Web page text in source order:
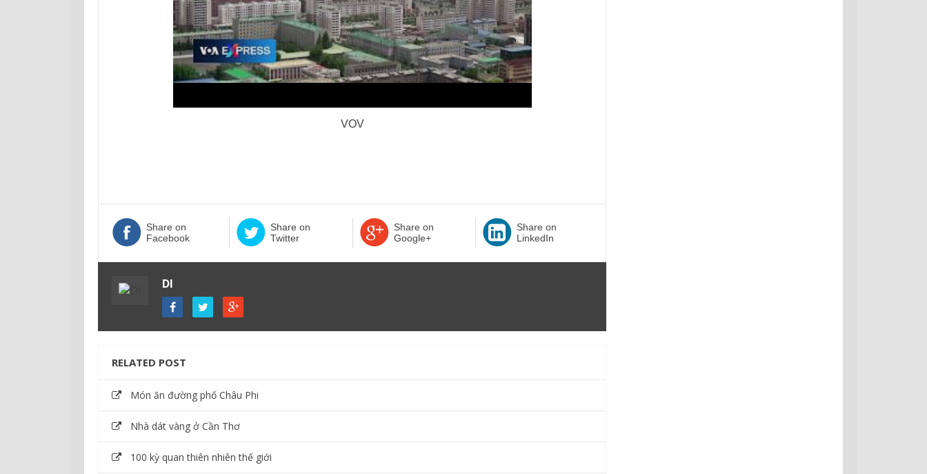
VOV
Share on
Facebook
Share on
Twitter
Share on
Google+
Share on
LinkedIn
DI
RELATED POST
Món ăn đường phố Châu Phi
Nhà dát vàng ở Cần Thơ
100 kỳ quan thiên nhiên thế giới